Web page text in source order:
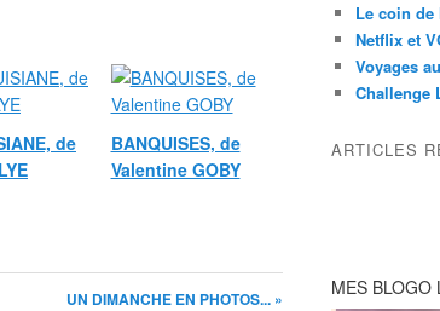
de
BANQUISES, de
Valentine GOBY
UN DIMANCHE EN PHOTOS... »
Le coin
Netflix et
Voyages
Challenge
ARTICLES
MES BLOGO